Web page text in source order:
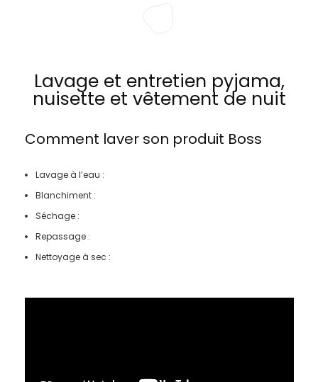
Lavage et entretien pyjama,
nuisette et vêtement de nuit
Comment laver son produit Boss
Lavage à l’eau :
Blanchiment :
Séchage :
Repassage :
Nettoyage à sec :